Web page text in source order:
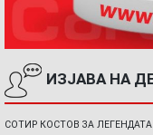
ИЗЈАВА НА
СОТИР КОСТОВ ЗА